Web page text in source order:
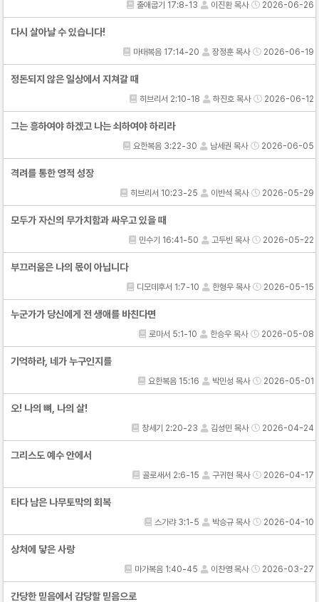
출애굽기 17:8-13 이진환 목사 2026-06-26
다시 살아날 수 있습니다!
마태복음 17:14-20 장정훈 목사 2026-06-19
정돈되지 않은 일상에서 지쳐갈 때
히브리서 2:10-18 하진호 목사 2026-06-12
그는 흥하여야 하겠고 나는 쇠하여야 하리라
요한복음 3:22-30 남세권 목사 2026-06-05
격려를 통한 영적 성장
히브리서 10:23-25 이반석 목사 2026-05-29
모두가 자신의 무가치함과 싸우고 있을 때
민수기 16:41-50 고두빈 목사 2026-05-22
부끄러움은 나의 몫이 아닙니다
디모데후서 1:7-10 한형우 목사 2026-05-15
누군가가 당신에게 전 생애를 바친다면
로마서 5:1-10 한승우 목사 2026-05-08
기억하라, 네가 누구인지를
요한복음 15:16 박민성 목사 2026-05-01
오! 나의 뼈, 나의 살!
창세기 2:20-23 김성민 목사 2026-04-24
그리스도 예수 안에서
골로새서 2:6-15 구귀현 목사 2026-04-17
타다 남은 나무토막의 회복
스가랴 3:1-5 박승규 목사 2026-04-10
상처에 닿은 사랑
마가복음 1:40-45 이찬영 목사 2026-03-27
간당한 믿음에서 감당할 믿음으로